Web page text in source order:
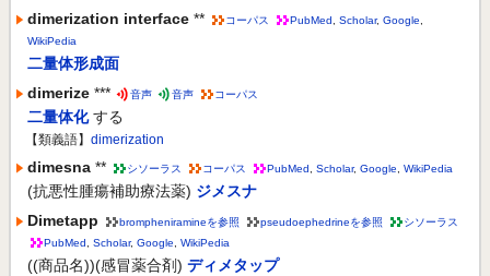
dimerization interface ** コーパス PubMed Scholar, Google
WikiPedia
二量体形成面
dimerize *** 音声 音声 コーパス
二量体化 する
【類義語】 dimerization
dimesna ** シソーラス コーパス PubMed Scholar, Google WikiPedia
(抗悪性腫瘍補助療法薬) ジメスナ
Dimetapp
brompheniramineを参照 pseudoephedrineを参照
シソーラス
PubMed
Scholar, Google WikiPedia
((商品名))(感冒薬合剤) ディメタップ